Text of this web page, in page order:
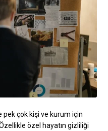
çok kişi ve kurum için
özel hayatın gizliliği